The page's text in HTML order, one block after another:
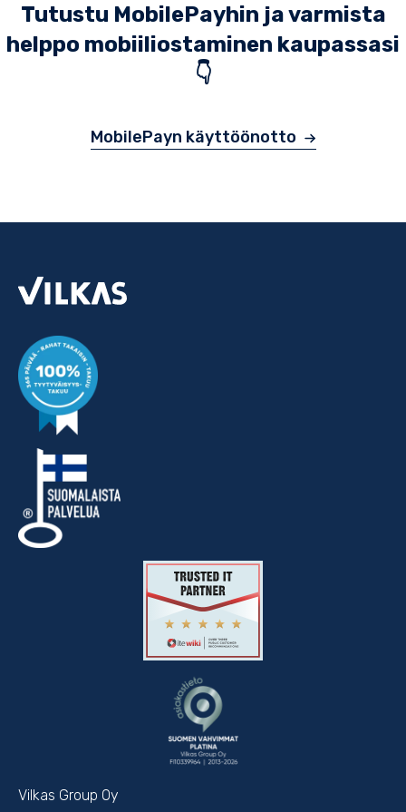
Tutustu MobilePayhin ja varmista
helppo mobiiliostaminen kaupassasi
👇
MobilePayn käyttöönotto
Vilkas Group Oy